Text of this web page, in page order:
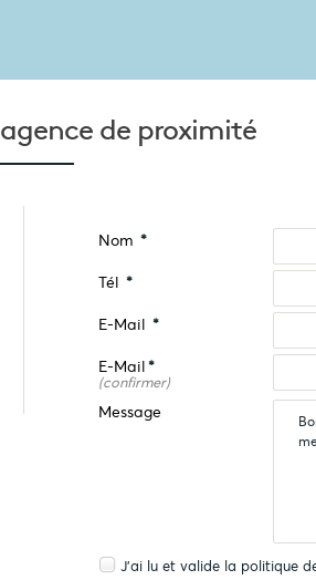
agence de proximité
Nom *
Tél *
E-Mail *
E-Mail*
(confirmer)
Message
J'ai lu et valide la politique